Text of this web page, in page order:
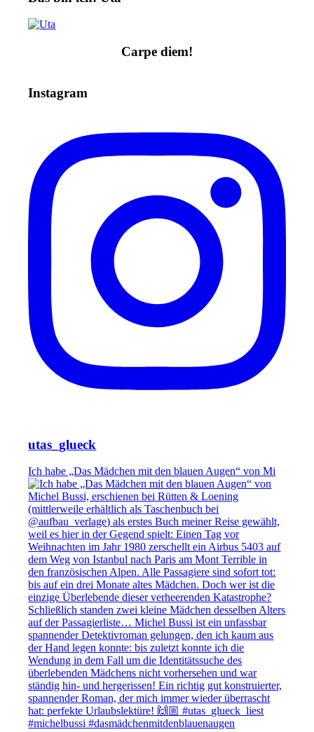
Carpe diem!
Instagram
utas_glueck
Ich habe „Das Mädchen mit den blauen Augen“ von Mi